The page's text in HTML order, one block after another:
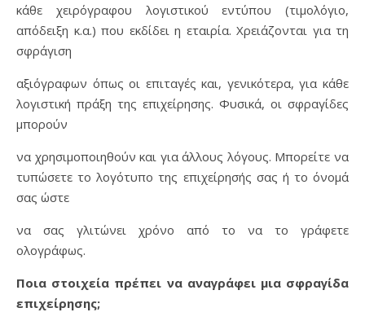
κάθε χειρόγραφου λογιστικού εντύπου (τιμολόγιο,
απόδειξη κ.α.) που εκδίδει η εταιρία. Χρειάζονται για τη
σφράγιση
αξιόγραφων όπως οι επιταγές και, γενικότερα, για κάθε
λογιστική πράξη της επιχείρησης. Φυσικά, οι σφραγίδες
μπορούν
να χρησιμοποιηθούν και για άλλους λόγους. Μπορείτε να
τυπώσετε το λογότυπο της επιχείρησής σας ή το όνομά
σας ώστε
να σας γλιτώνει χρόνο από το να το γράφετε
ολογράφως.
Ποια στοιχεία πρέπει να αναγράφει μια σφραγίδα
επιχείρησης;